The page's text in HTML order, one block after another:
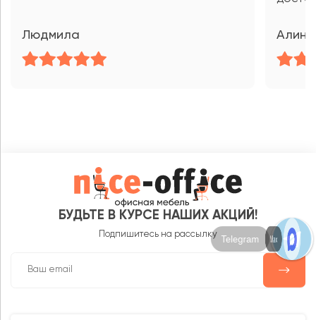
Людмила Алина
БУДЬТЕ В КУРСЕ НАШИХ АКЦИЙ!
Подпишитесь на рассылку Max